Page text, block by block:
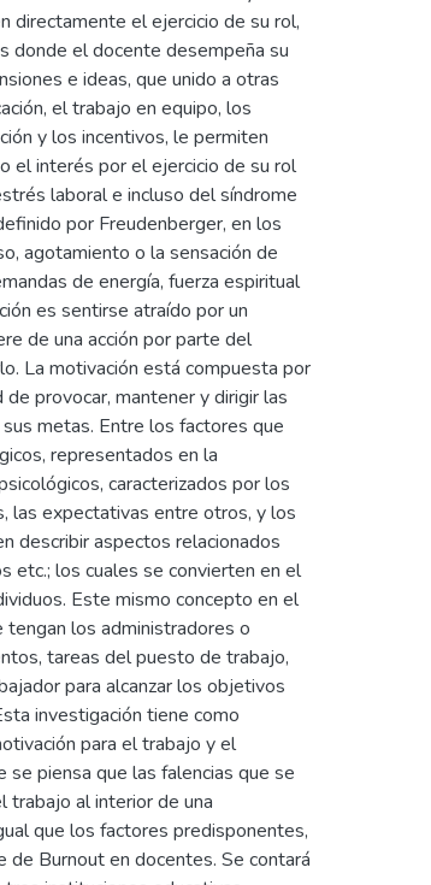
directamente el ejercicio de su rol,
donde el docente desempeña su
e ideas, que unido a otras
el trabajo en equipo, los
y los incentivos, le permiten
el interés por el ejercicio de su rol
laboral e incluso del síndrome
por Freudenberger, en los
agotamiento o la sensación de
de energía, fuerza espiritual
es sentirse atraído por un
de una acción por parte del
La motivación está compuesta por
provocar, mantener y dirigir las
metas. Entre los factores que
representados en la
caracterizados por los
las expectativas entre otros, y los
describir aspectos relacionados
etc.; los cuales se convierten en el
Este mismo concepto en el
tengan los administradores o
tareas del puesto de trabajo,
para alcanzar los objetivos
investigación tiene como
para el trabajo y el
piensa que las falencias que se
trabajo al interior de una
que los factores predisponentes,
de Burnout en docentes. Se contará